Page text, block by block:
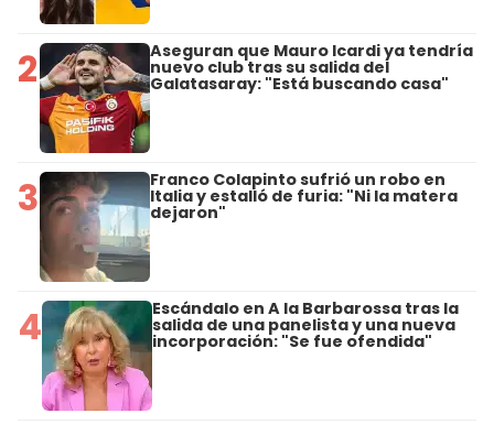
2 Aseguran que Mauro Icardi ya tendría
nuevo club tras su salida del
Galatasaray: "Está buscando casa"
3 Franco Colapinto sufrió un robo en
Italia y estalló de furia: "Ni la matera
dejaron"
4 Escándalo en A la Barbarossa tras la
salida de una panelista y una nueva
incorporación: "Se fue ofendida"